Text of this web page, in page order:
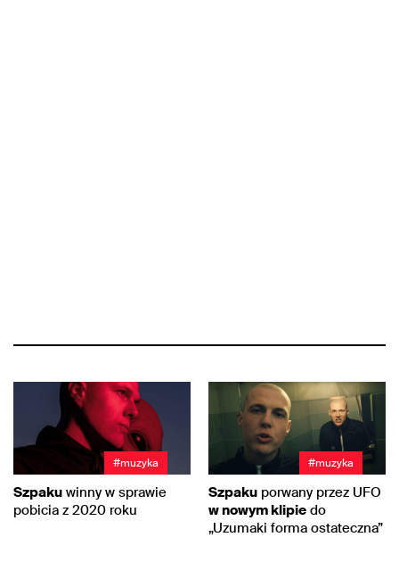
#muzyka
Szpaku winny w sprawie
pobicia z 2020 roku
#muzyka
Szpaku porwany przez UFO
w nowym klipie do
„Uzumaki forma ostateczna”